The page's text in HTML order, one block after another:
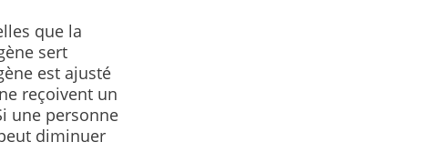
que la
sert
est ajusté
reçoivent un
une personne
diminuer